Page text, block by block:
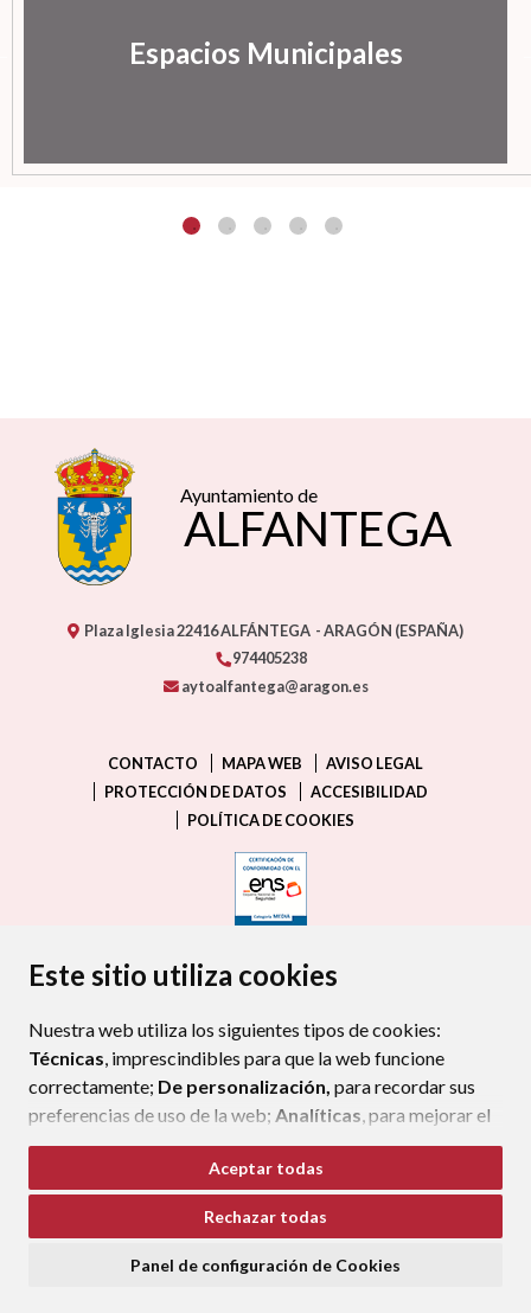
Este sitio utiliza cookies
Nuestra web utiliza los siguientes tipos de cookies:
Técnicas, imprescindibles para que la web funcione
correctamente; De personalización, para recordar sus
preferencias de uso de la web; Analíticas, para mejorar el
funcionamiento de la web y sus servicios.
Si acepta pulsando el botón“Aceptar todas”
consideramos que acepta su uso. Si pulsa el botón
ninguna acción, se guardarán las cookies técnicas
Aceptar todas
Rechazar todas
Panel de configuración de Cookies
Espacios Municipales
Ayuntamiento de
ALFANTEGA
Plaza Iglesia22416ALFÁNTEGA - ARAGÓN (ESPAÑA)
974405238
aytoalfantega@aragon.es
CONTACTO MAPA WEB
AVISO LEGAL
PROTECCIÓN DE DATOS
ACCESIBILIDAD
POLÍTICA DE COOKIES